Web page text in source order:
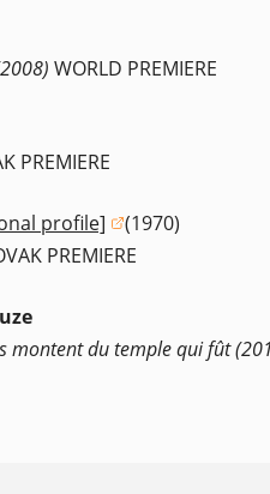
WORLD PREMIERE
PREMIERE
profile]
in a new window)
(1970)
PREMIERE
montent du temple qui fût